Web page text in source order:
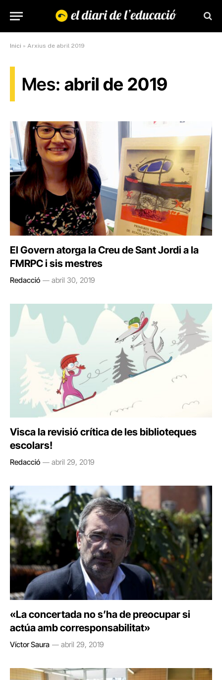
Inici » Arxius de abril 2019
Mes: abril de 2019
El Govern atorga la Creu de Sant Jordi a la
FMRPC i sis mestres
Redacció abril 30, 2019
Visca la revisió crítica de les biblioteques
escolars!
Redacció abril 29, 2019
«La concertada no s’ha de preocupar si
actúa amb corresponsabilitat»
Víctor Saura abril 29, 2019